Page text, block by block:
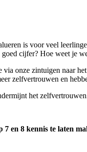
is voor veel
cijfer? Hoe weet je
onze zintuigen naar
zelfvertrouwen en
het
en 8 kennis te laten